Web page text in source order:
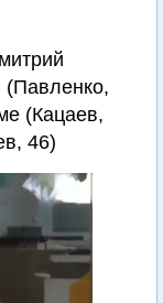
(Павленко,
(Кацаев,
46)